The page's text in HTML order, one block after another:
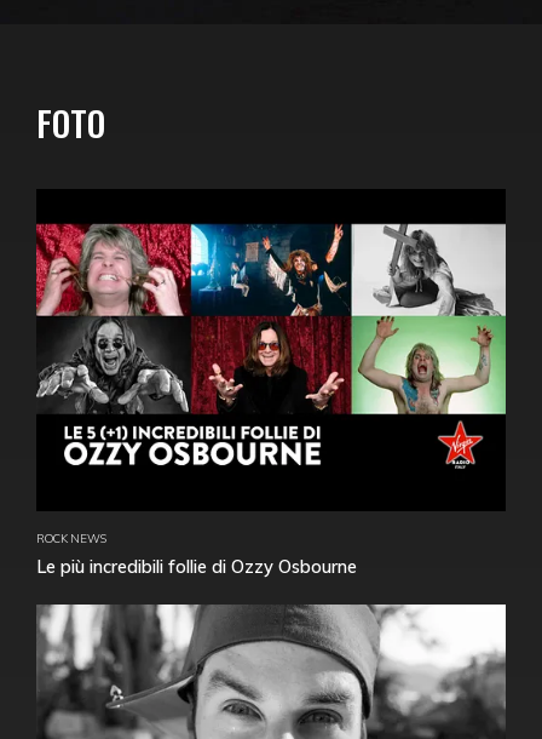
FOTO
ROCK NEWS
Le più incredibili follie di Ozzy Osbourne